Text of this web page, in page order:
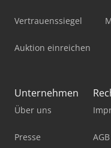
Vertrauenssiegel
Auktion einreichen
Unternehmen
Über uns
Presse AGB